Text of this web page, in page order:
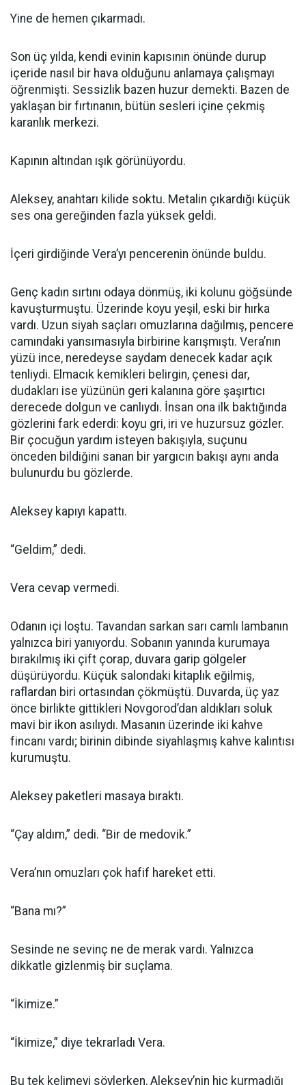
Yine de hemen çıkarmadı.
Son üç yılda, kendi evinin kapısının önünde durup
içeride nasıl bir hava olduğunu anlamaya çalışmayı
öğrenmişti. Sessizlik bazen huzur demekti. Bazen de
yaklaşan bir fırtınanın, bütün sesleri içine çekmiş
karanlık merkezi.
Kapının altından ışık görünüyordu.
Aleksey, anahtarı kilide soktu. Metalin çıkardığı küçük
ses ona gereğinden fazla yüksek geldi.
İçeri girdiğinde Vera’yı pencerenin önünde buldu.
Genç kadın sırtını odaya dönmüş, iki kolunu göğsünde
kavuşturmuştu. Üzerinde koyu yeşil, eski bir hırka
vardı. Uzun siyah saçları omuzlarına dağılmış, pencere
camındaki yansımasıyla birbirine karışmıştı. Vera’nın
yüzü ince, neredeyse saydam denecek kadar açık
tenliydi. Elmacık kemikleri belirgin, çenesi dar,
dudakları ise yüzünün geri kalanına göre şaşırtıcı
derecede dolgun ve canlıydı. İnsan ona ilk baktığında
gözlerini fark ederdi: koyu gri, iri ve huzursuz gözler.
Bir çocuğun yardım isteyen bakışıyla, suçunu
önceden bildiğini sanan bir yargıcın bakışı aynı anda
bulunurdu bu gözlerde.
Aleksey kapıyı kapattı.
“Geldim,” dedi.
Vera cevap vermedi.
Odanın içi loştu. Tavandan sarkan sarı camlı lambanın
yalnızca biri yanıyordu. Sobanın yanında kurumaya
bırakılmış iki çift çorap, duvara garip gölgeler
düşürüyordu. Küçük salondaki kitaplık eğilmiş,
raflardan biri ortasından çökmüştü. Duvarda, üç yaz
önce birlikte gittikleri Novgorod’dan aldıkları soluk
mavi bir ikon asılıydı. Masanın üzerinde iki kahve
fincanı vardı; birinin dibinde siyahlaşmış kahve kalıntısı
kurumuştu.
Aleksey paketleri masaya bıraktı.
“Çay aldım,” dedi. “Bir de medovik.”
Vera’nın omuzları çok hafif hareket etti.
“Bana mı?”
Sesinde ne sevinç ne de merak vardı. Yalnızca
dikkatle gizlenmiş bir suçlama.
“İkimize.”
“İkimize,” diye tekrarladı Vera.
Bu tek kelimeyi söylerken, Aleksey’nin hiç kurmadığı